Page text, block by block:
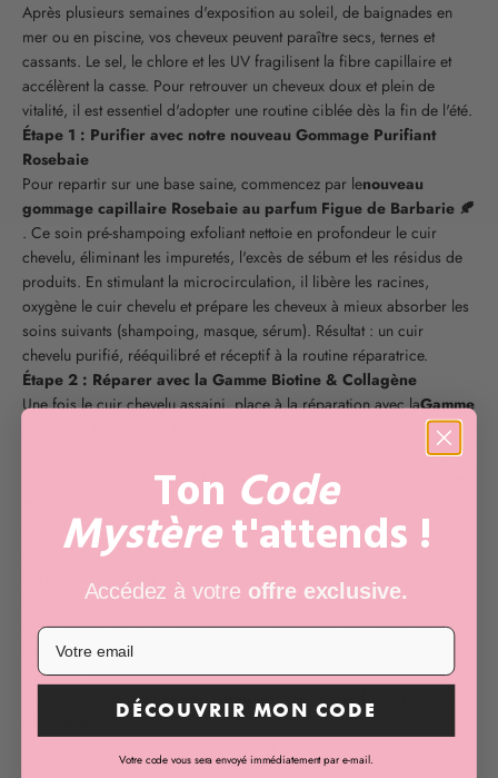
Après plusieurs semaines d'exposition au soleil, de baignades en
mer ou en piscine, vos cheveux peuvent paraître secs, ternes et
cassants. Le sel, le chlore et les UV fragilisent la fibre capillaire et
accélèrent la casse. Pour retrouver un cheveux doux et plein de
vitalité, il est essentiel d'adopter une routine ciblée dès la fin de l'été.
Étape 1 : Purifier avec notre nouveau Gommage Purifiant
Rosebaie
Pour repartir sur une base saine, commencez par lenouveau
gommage capillaire Rosebaie au parfum Figue de Barbarie 🍂
. Ce soin pré-shampoing exfoliant nettoie en profondeur le cuir
chevelu, éliminant les impuretés, l'excès de sébum et les résidus de
produits. En stimulant la microcirculation, il libère les racines,
oxygène le cuir chevelu et prépare les cheveux à mieux absorber les
soins suivants (shampoing, masque, sérum). Résultat : un cuir
chevelu purifié, rééquilibré et réceptif à la routine réparatrice.
Étape 2 : Réparer avec la Gamme Biotine & Collagène
Une fois le cuir chevelu assaini, place à la réparation avec laGamme
collagène
améliore l'élasticité et réduit la casse. Le trioshampoing + masque
agit en synergie pour restaurer force et vitalité. Les cheveux
retrouvent densité, douceur et brillance après l'été.
Pour compléter la routine, l'Eau Lamellaire
de la gamme offre un soin express. En quelques secondes, elle lisse
les écailles, ravive la brillance et laisse les longueurs douces et
soyeuses, idéales pour la rentrée.
Avec cette routine simplenouveau gommage purifiant + gamme
Biotine & Collagène
Ton Code
Mystèret'attends !
Accédez à votre offre exclusive.
DÉCOUVRIR MON CODE
Votre code vous sera envoyé immédiatement par e-mail.